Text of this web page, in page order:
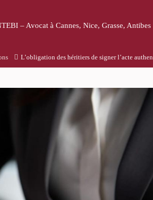
– Avocat à Cannes, Nice, Grasse, Antibes
L’obligation des héritiers de signer l’acte